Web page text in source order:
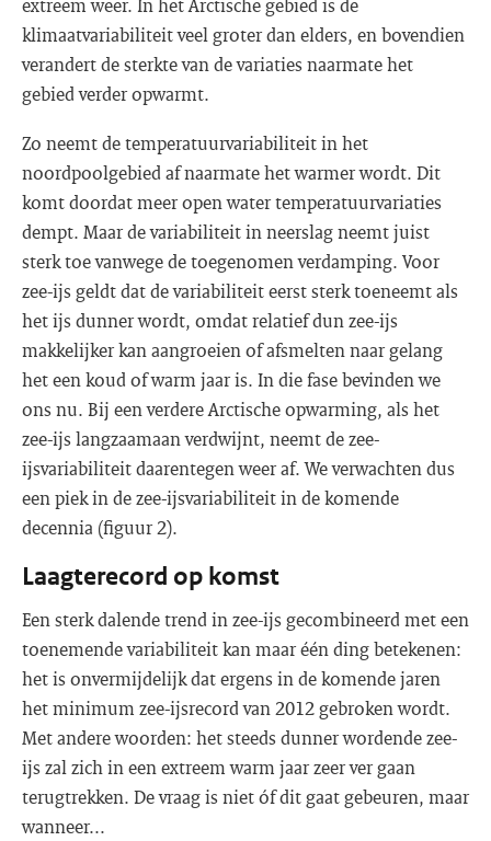
extreem weer. In het Arctische gebied is de
klimaatvariabiliteit veel groter dan elders, en bovendien
verandert de sterkte van de variaties naarmate het
gebied verder opwarmt.
Zo neemt de temperatuurvariabiliteit in het
noordpoolgebied af naarmate het warmer wordt. Dit
komt doordat meer open water temperatuurvariaties
dempt. Maar de variabiliteit in neerslag neemt juist
sterk toe vanwege de toegenomen verdamping. Voor
zee-ijs geldt dat de variabiliteit eerst sterk toeneemt als
het ijs dunner wordt, omdat relatief dun zee-ijs
makkelijker kan aangroeien of afsmelten naar gelang
het een koud of warm jaar is. In die fase bevinden we
ons nu. Bij een verdere Arctische opwarming, als het
zee-ijs langzaamaan verdwijnt, neemt de zee-
ijsvariabiliteit daarentegen weer af. We verwachten dus
een piek in de zee-ijsvariabiliteit in de komende
decennia (figuur 2).
Laagterecord op komst
Een sterk dalende trend in zee-ijs gecombineerd met een
toenemende variabiliteit kan maar één ding betekenen:
het is onvermijdelijk dat ergens in de komende jaren
het minimum zee-ijsrecord van 2012 gebroken wordt.
Met andere woorden: het steeds dunner wordende zee-
ijs zal zich in een extreem warm jaar zeer ver gaan
terugtrekken. De vraag is niet óf dit gaat gebeuren, maar
wanneer...